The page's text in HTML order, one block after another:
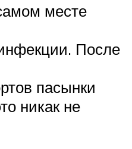
месте
После
пасынки
никак не